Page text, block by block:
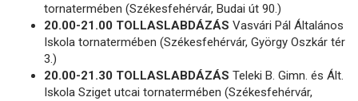
tornatermében (Székesfehérvár, Budai út 90.)
20.00-21.00 TOLLASLABDÁZÁS Vasvári Pál Általános
Iskola tornatermében (Székesfehérvár, György Oszkár tér
3.)
20.00-21.30 TOLLASLABDÁZÁS Teleki B. Gimn. és Ált.
Iskola Sziget utcai tornatermében (Székesfehérvár,